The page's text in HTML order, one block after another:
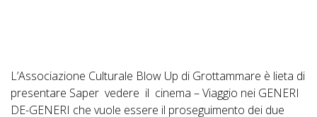
L’Associazione Culturale Blow Up di Grottammare è lieta di
presentare Saper vedere il cinema – Viaggio nei GENERI
DE-GENERI che vuole essere il proseguimento dei due